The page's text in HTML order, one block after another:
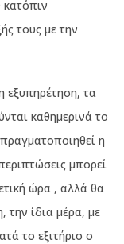
κατόπιν
τους με την
εξυπηρέτηση, τα
καθημερινά το
η
μπορεί
ώρα , αλλά θα
την ίδια μέρα, με
το εξιτήριο ο